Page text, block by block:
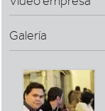
Galería